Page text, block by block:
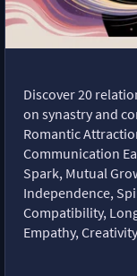
Discover 20
on synastry and
Romantic
Communication
Spark, Mutual
Independence,
Compatibility,
Empathy,